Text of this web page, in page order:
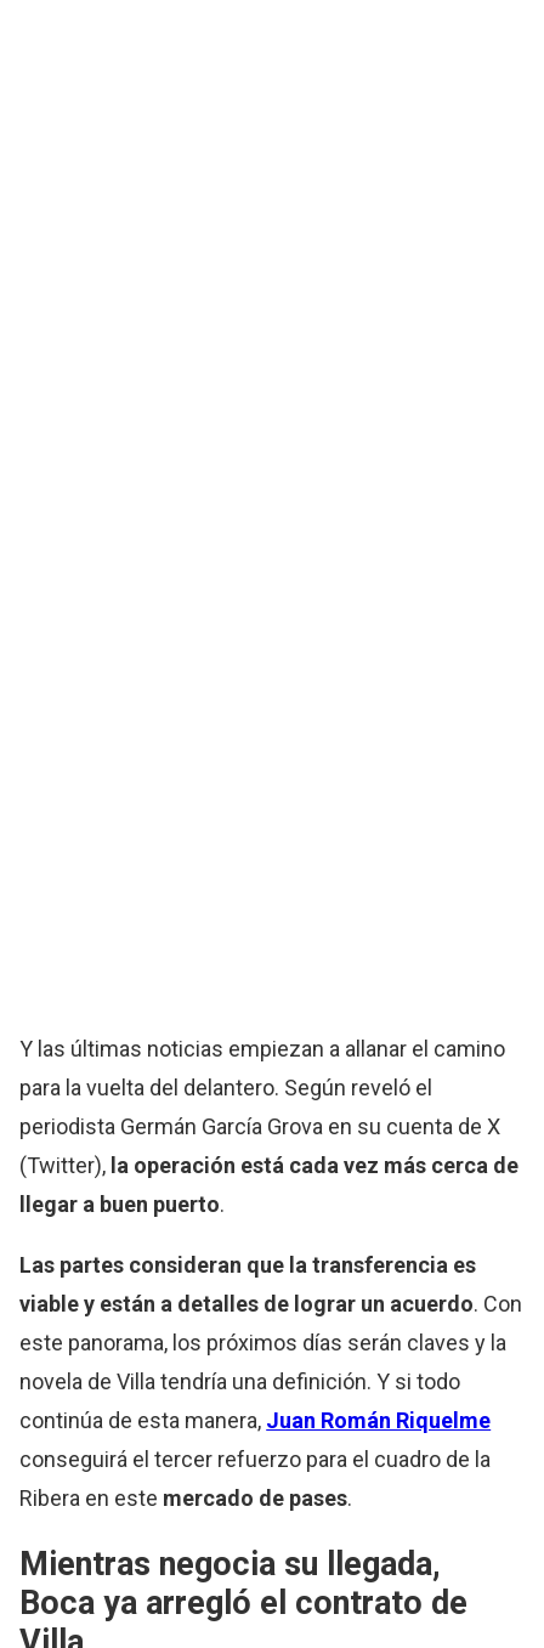
Y las últimas noticias empiezan a allanar el camino
para la vuelta del delantero. Según reveló el
periodista Germán García Grova en su cuenta de X
(Twitter), la operación está cada vez más cerca de
llegar a buen puerto.
Las partes consideran que la transferencia es
viable y están a detalles de lograr un acuerdo. Con
este panorama, los próximos días serán claves y la
novela de Villa tendría una definición. Y si todo
continúa de esta manera, Juan Román Riquelme
conseguirá el tercer refuerzo para el cuadro de la
Ribera en este mercado de pases.
Mientras negocia su llegada,
Boca ya arregló el contrato de